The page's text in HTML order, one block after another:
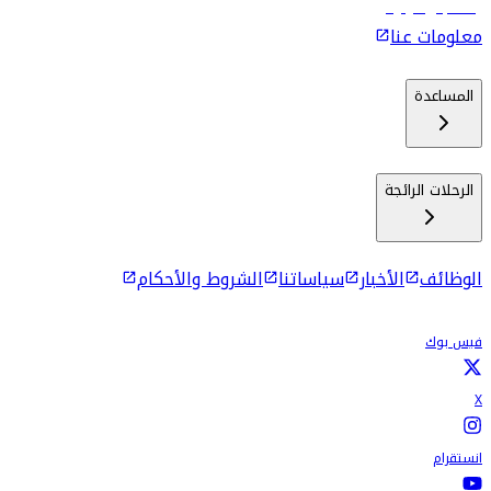
رحلات إلى كولومبو
معلومات عنا
المساعدة
الرحلات الرائجة
الوظائف الأخبار سياساتنا الشروط والأحكام
فيس بوك
X
انستقرام